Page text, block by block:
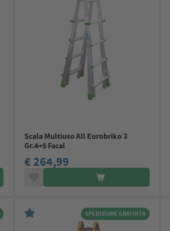
Scala Multiuso All Eurobriko 3
Gr.4+5 Facal
€ 264,99
SPEDIZIONE GRATUITA